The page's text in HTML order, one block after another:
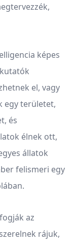
képes
el, vagy
egy területet,
és
élnek ott,
állatok
felismeri egy
az
rájuk,